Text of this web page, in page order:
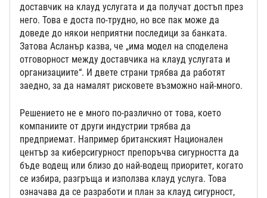
доставчик на клауд услугата и да получат достъп през
него. Това е доста по-трудно, но все пак може да
доведе до някои неприятни последици за банката.
Затова Асланър казва, че „има модел на споделена
отговорност между доставчика на клауд услугата и
организациите“. И двете страни трябва да работят
заедно, за да намалят рисковете възможно най-много.
Решението не е много по-различно от това, което
компаниите от други индустрии трябва да
предприемат. Например британският Национален
център за киберсигурност препоръчва сигурността да
бъде водещ или близо до най-водещ приоритет, когато
се избира, разгръща и използва клауд услуга. Това
означава да се разработи и план за клауд сигурност,